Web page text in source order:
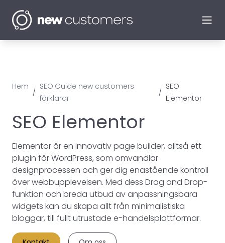
Hem
/
SEO:Guide new customers
förklarar
/
SEO
Elementor
SEO Elementor
Elementor är en innovativ page builder, alltså ett
plugin för WordPress, som omvandlar
designprocessen och ger dig enastående kontroll
över webbupplevelsen. Med dess Drag and Drop-
funktion och breda utbud av anpassningsbara
widgets kan du skapa allt från minimalistiska
bloggar, till fullt utrustade e-handelsplattformar.